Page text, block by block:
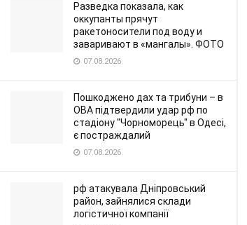
Разведка показала, как
оккупанты прячут
ракетоносители под воду и
заваривают в «мангалы». ФОТО
07.08.2026
Пошкоджено дах та трибуни – в
ОВА підтвердили удар рф по
стадіону "Чорноморець" в Одесі,
є постраждалий
07.08.2026
рф атакувала Дніпровський
район, зайнялися склади
логістичної компанії